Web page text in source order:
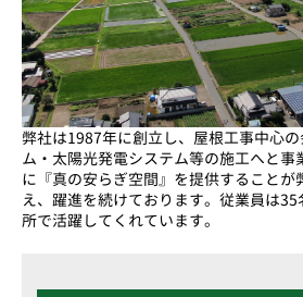
弊社は1987年に創立し、屋根工事中心
ム・太陽光発電システム等の施工へと
に『真の安らぎ空間』を提供することが
え、躍進を続けております。従業員は
所で活躍してくれています。